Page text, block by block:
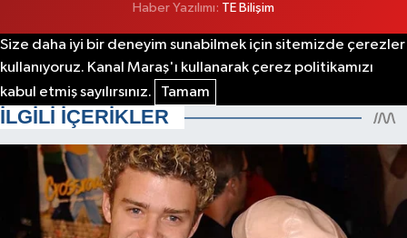
Haber Yazılımı: TE Bilişim
Size daha iyi bir deneyim sunabilmek için sitemizde çerezler
kullanıyoruz. Kanal Maraş'ı kullanarak çerez politikamızı
kabul etmiş sayılırsınız.
Tamam